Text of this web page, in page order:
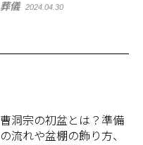
葬儀 2024.04.30
曹洞宗の初盆とは？準備
の流れや盆棚の飾り方、